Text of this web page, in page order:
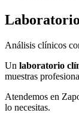
Análisis clínicos
Un laboratorio
muestras
Atendemos en
lo necesitas.